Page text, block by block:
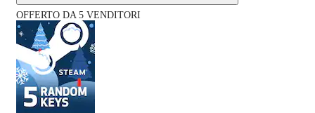
OFFERTO DA 5 VENDITORI